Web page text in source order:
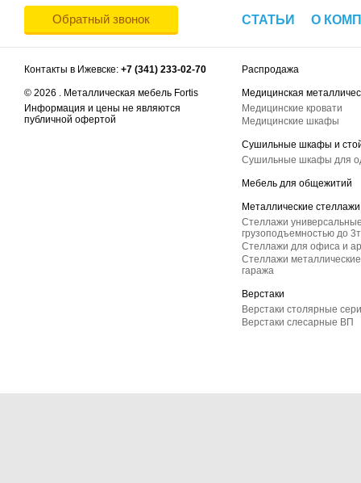
Обратный звонок СТАТЬИ О
Контакты в Ижевске: +7 (341) 233-02-70
© 2026 . Металлическая мебель Fortis
Информация и цены не являются
публичной офертой
Распродажа
Медицинская
Медицинские кровати
Медицинские шкафы
Сушильные шкафы и
Сушильные шкафы для
Мебель для общежитий
Металлические стеллажи
Стеллажи
грузоподъемностью до
Стеллажи для офиса и
Стеллажи
гаража
Верстаки
Верстаки столярные
Верстаки слесарные ВП